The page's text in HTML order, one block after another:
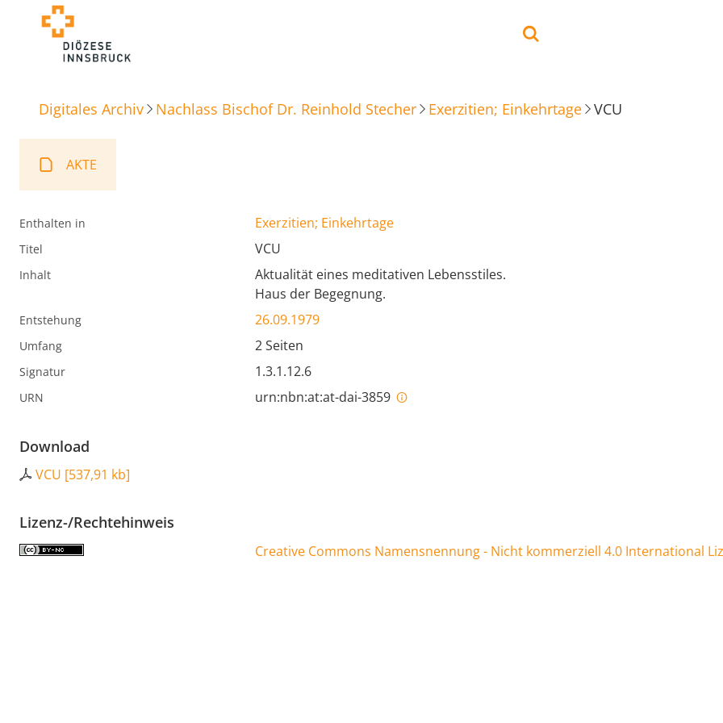
Digitales Archiv Nachlass Bischof Dr. Reinhold Stecher Exerzitien; Einkehrtage VCU
AKTE
Enthalten in Exerzitien; Einkehrtage
Titel VCU
Inhalt
Aktualität eines meditativen Lebensstiles.
Haus der Begegnung.
Entstehung 26.09.1979
Umfang 2 Seiten
Signatur 1.3.1.12.6
URN urn:nbn:at:at-dai-3859
Download
VCU [537,91 kb]
Lizenz-/Rechtehinweis
Creative Commons Namensnennung - Nicht kommerziell 4.0 International